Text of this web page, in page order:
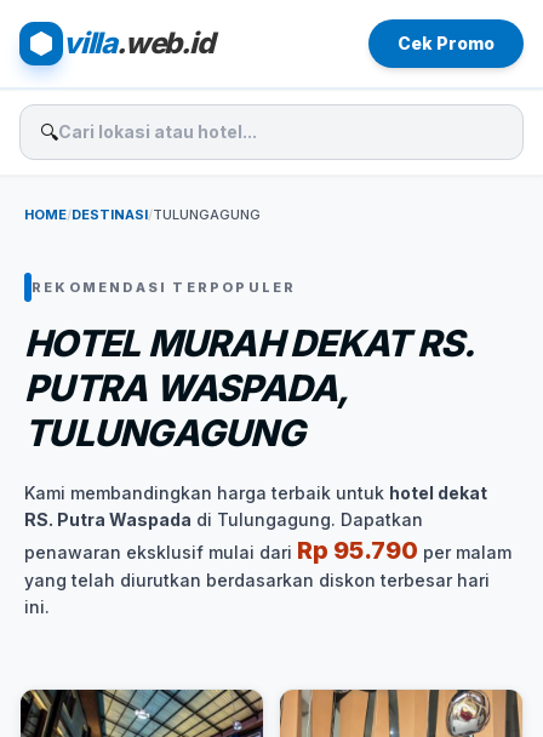
villa.web.id Cek Promo
🔍
HOME/DESTINASI/TULUNGAGUNG
REKOMENDASI TERPOPULER
HOTEL MURAH DEKAT RS.
PUTRA WASPADA,
TULUNGAGUNG
Kami membandingkan harga terbaik untuk hotel dekat
RS. Putra Waspada di Tulungagung. Dapatkan
penawaran eksklusif mulai dari Rp 95.790 per malam
yang telah diurutkan berdasarkan diskon terbesar hari
ini.